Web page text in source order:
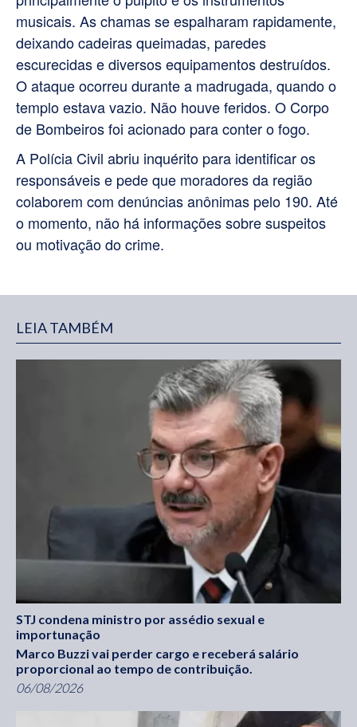
musicais. As chamas se espalharam rapidamente,
deixando cadeiras queimadas, paredes
escurecidas e diversos equipamentos destruídos.
O ataque ocorreu durante a madrugada, quando o
templo estava vazio. Não houve feridos. O Corpo
de Bombeiros foi acionado para conter o fogo.
A Polícia Civil abriu inquérito para identificar os
responsáveis e pede que moradores da região
colaborem com denúncias anônimas pelo 190. Até
o momento, não há informações sobre suspeitos
ou motivação do crime.
LEIA TAMBÉM
STJ condena ministro por assédio sexual e
importunação
Marco Buzzi vai perder cargo e receberá salário
proporcional ao tempo de contribuição.
06/08/2026